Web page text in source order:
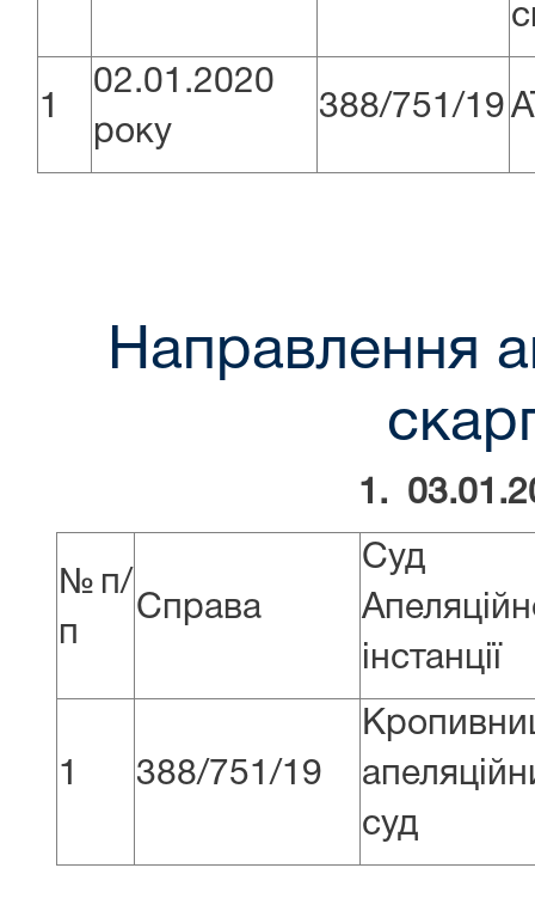
1
02.01.2020
року
388/751/19
Направлення
1.
№п/
п
Справа
Суд
інстанції
1 388/751/19
суд